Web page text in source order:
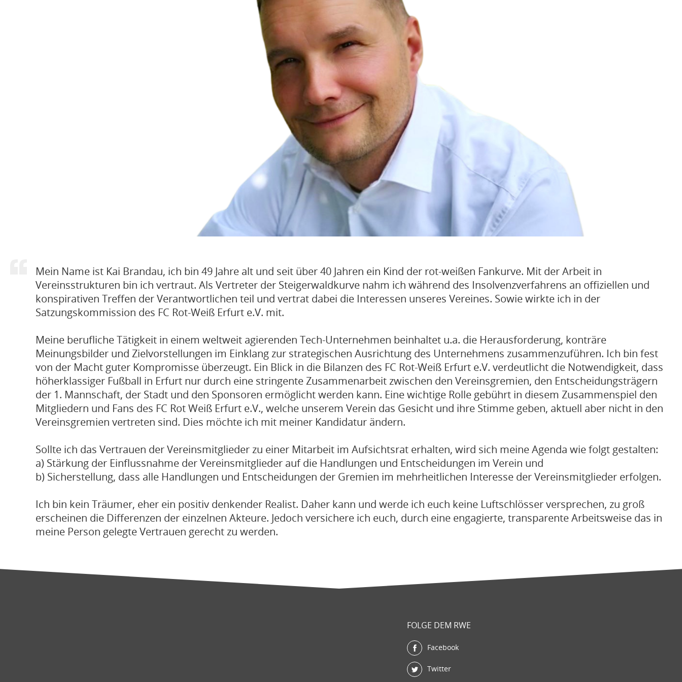
Mein Name ist Kai Brandau, ich bin 49 Jahre alt und seit über 40 Jahren ein Kind der rot-weißen Fankurve. Mit der Arbeit in
Vereinsstrukturen bin ich vertraut. Als Vertreter der Steigerwaldkurve nahm ich während des Insolvenzverfahrens an offiziellen und
konspirativen Treffen der Verantwortlichen teil und vertrat dabei die Interessen unseres Vereines. Sowie wirkte ich in der
Satzungskommission des FC Rot-Weiß Erfurt e.V. mit.
Meine berufliche Tätigkeit in einem weltweit agierenden Tech-Unternehmen beinhaltet u.a. die Herausforderung, konträre
Meinungsbilder und Zielvorstellungen im Einklang zur strategischen Ausrichtung des Unternehmens zusammenzuführen. Ich bin fest
von der Macht guter Kompromisse überzeugt. Ein Blick in die Bilanzen des FC Rot-Weiß Erfurt e.V. verdeutlicht die Notwendigkeit, dass
höherklassiger Fußball in Erfurt nur durch eine stringente Zusammenarbeit zwischen den Vereinsgremien, den Entscheidungsträgern
der 1. Mannschaft, der Stadt und den Sponsoren ermöglicht werden kann. Eine wichtige Rolle gebührt in diesem Zusammenspiel den
Mitgliedern und Fans des FC Rot Weiß Erfurt e.V., welche unserem Verein das Gesicht und ihre Stimme geben, aktuell aber nicht in den
Vereinsgremien vertreten sind. Dies möchte ich mit meiner Kandidatur ändern.
Sollte ich das Vertrauen der Vereinsmitglieder zu einer Mitarbeit im Aufsichtsrat erhalten, wird sich meine Agenda wie folgt gestalten:
a) Stärkung der Einflussnahme der Vereinsmitglieder auf die Handlungen und Entscheidungen im Verein und
b) Sicherstellung, dass alle Handlungen und Entscheidungen der Gremien im mehrheitlichen Interesse der Vereinsmitglieder erfolgen.
Ich bin kein Träumer, eher ein positiv denkender Realist. Daher kann und werde ich euch keine Luftschlösser versprechen, zu groß
erscheinen die Differenzen der einzelnen Akteure. Jedoch versichere ich euch, durch eine engagierte, transparente Arbeitsweise das in
meine Person gelegte Vertrauen gerecht zu werden.
FOLGE DEM RWE
Facebook
Twitter